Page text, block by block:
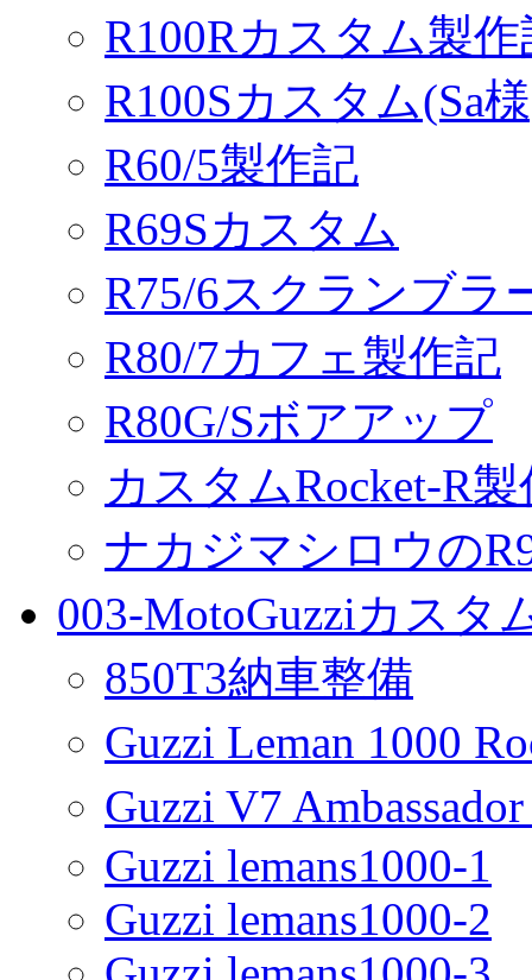
R100Rカスタム製
R100Sカスタム(Sa
R60/5製作記
R69Sカスタム
R75/6スクランブラ
R80/7カフェ製作記
R80G/Sボアアップ
カスタムRocket-R
ナカジマシロウの
003-MotoGuzziカスタ
850T3納車整備
Guzzi Leman 1000
Guzzi V7
Guzzi lemans1000-1
Guzzi lemans1000-2